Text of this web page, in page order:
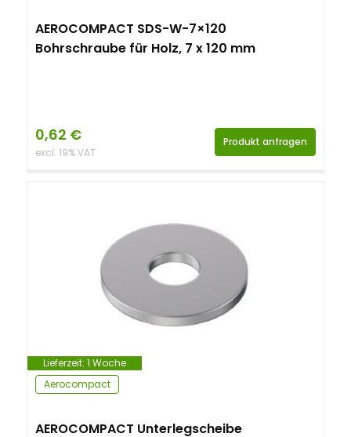
AEROCOMPACT SDS-W-7×120
Bohrschraube für Holz, 7 x 120 mm
0,62 €
excl. 19% VAT
Produkt anfragen
Lieferzeit: 1 Woche
Aerocompact
AEROCOMPACT Unterlegscheibe